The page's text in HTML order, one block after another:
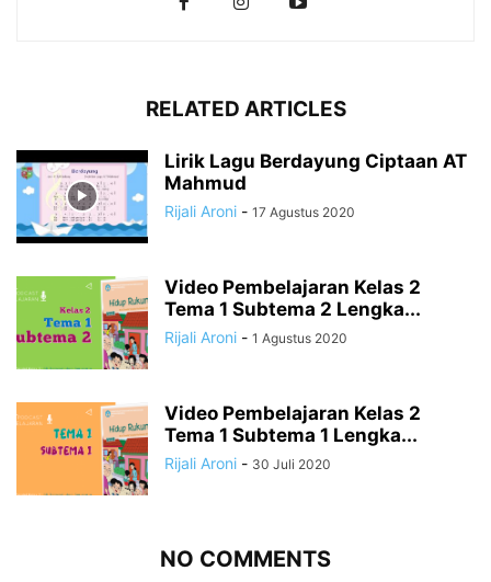
RELATED ARTICLES
Lirik Lagu Berdayung Ciptaan AT
Mahmud
Rijali Aroni - 17 Agustus 2020
Video Pembelajaran Kelas 2
Tema 1 Subtema 2 Lengka...
Rijali Aroni - 1 Agustus 2020
Video Pembelajaran Kelas 2
Tema 1 Subtema 1 Lengka...
Rijali Aroni - 30 Juli 2020
NO COMMENTS